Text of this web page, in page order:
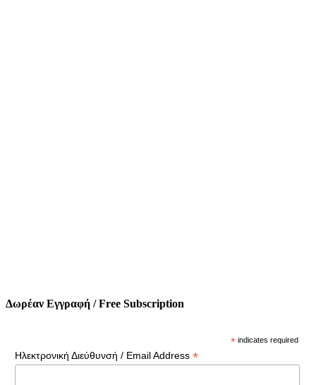
Δωρέαν Εγγραφή / Free Subscription
* indicates required
Ηλεκτρονική Διεύθυνσή / Email Address *